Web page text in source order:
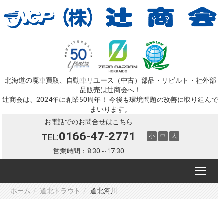
北海道の廃車買取、自動車リユース（中古）部品・リビルト・社外部
品販売は辻󠄀商会へ！
辻󠄀商会は、2024年に創業50周年！ 今後も環境問題の改善に取り組んで
まいります。
お電話でのお問合せはこちら
TEL:0166-47-2771
営業時間：8:30～17:30
小 中 大
ホーム 道北トラウト 道北河川